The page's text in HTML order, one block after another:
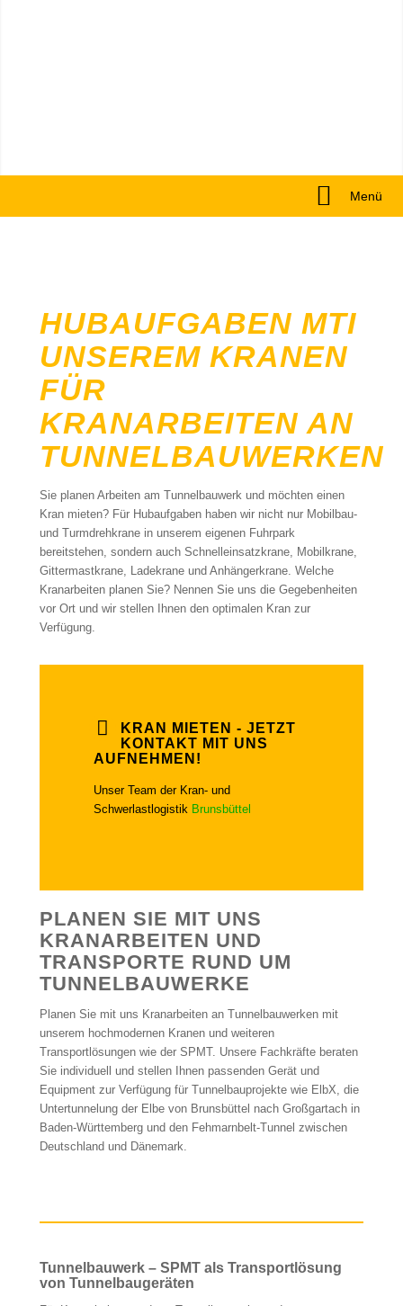
Menü
HUBAUFGABEN MTI
UNSEREM KRANEN
FÜR
KRANARBEITEN AN
TUNNELBAUWERKEN
Sie planen Arbeiten am Tunnelbauwerk und möchten einen
Kran mieten? Für Hubaufgaben haben wir nicht nur Mobilbau-
und Turmdrehkrane in unserem eigenen Fuhrpark
bereitstehen, sondern auch Schnelleinsatzkrane, Mobilkrane,
Gittermastkrane, Ladekrane und Anhängerkrane. Welche
Kranarbeiten planen Sie? Nennen Sie uns die Gegebenheiten
vor Ort und wir stellen Ihnen den optimalen Kran zur
Verfügung.
KRAN MIETEN - JETZT
KONTAKT MIT UNS
AUFNEHMEN!
Unser Team der Kran- und
Schwerlastlogistik Brunsbüttel
PLANEN SIE MIT UNS
KRANARBEITEN UND
TRANSPORTE RUND UM
TUNNELBAUWERKE
Planen Sie mit uns Kranarbeiten an Tunnelbauwerken mit
unserem hochmodernen Kranen und weiteren
Transportlösungen wie der SPMT. Unsere Fachkräfte beraten
Sie individuell und stellen Ihnen passenden Gerät und
Equipment zur Verfügung für Tunnelbauprojekte wie ElbX, die
Untertunnelung der Elbe von Brunsbüttel nach Großgartach in
Baden-Württemberg und den Fehmarnbelt-Tunnel zwischen
Deutschland und Dänemark.
Tunnelbauwerk – SPMT als Transportlösung
von Tunnelbaugeräten